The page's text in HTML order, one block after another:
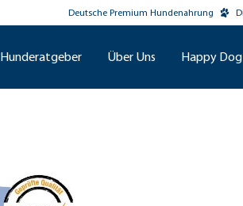
Deutsche Premium Hundenahrung
Hunderatgeber Über Uns Happy